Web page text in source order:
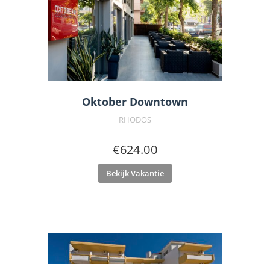
Oktober Downtown
RHODOS
€624.00
Bekijk Vakantie